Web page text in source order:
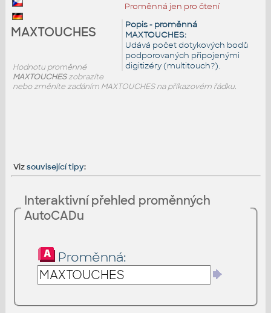
Proměnná jen pro čtení
Popis - proměnná
MAXTOUCHES:
Udává počet dotykových bodů
podporovaných připojenými
digitizéry (multitouch?).
MAXTOUCHES
Hodnotu proměnné
MAXTOUCHESzobrazíte
nebo změníte zadáním MAXTOUCHES na příkazovém řádku.
Vizsouvisející tipy:
Interaktivní přehled proměnných
AutoCADu
Proměnná: